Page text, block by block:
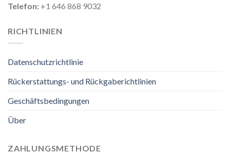
Telefon: +1 646 868 9032
RICHTLINIEN
Datenschutzrichtlinie
Rückerstattungs- und Rückgaberichtlinien
Geschäftsbedingungen
Über
ZAHLUNGSMETHODE